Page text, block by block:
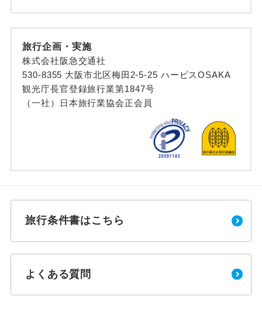
旅行企画・実施
株式会社阪急交通社
530-8355 大阪市北区梅田2-5-25 ハービスOSAKA
観光庁長官登録旅行業第1847号
（一社）日本旅行業協会正会員
旅行条件書はこちら
よくある質問